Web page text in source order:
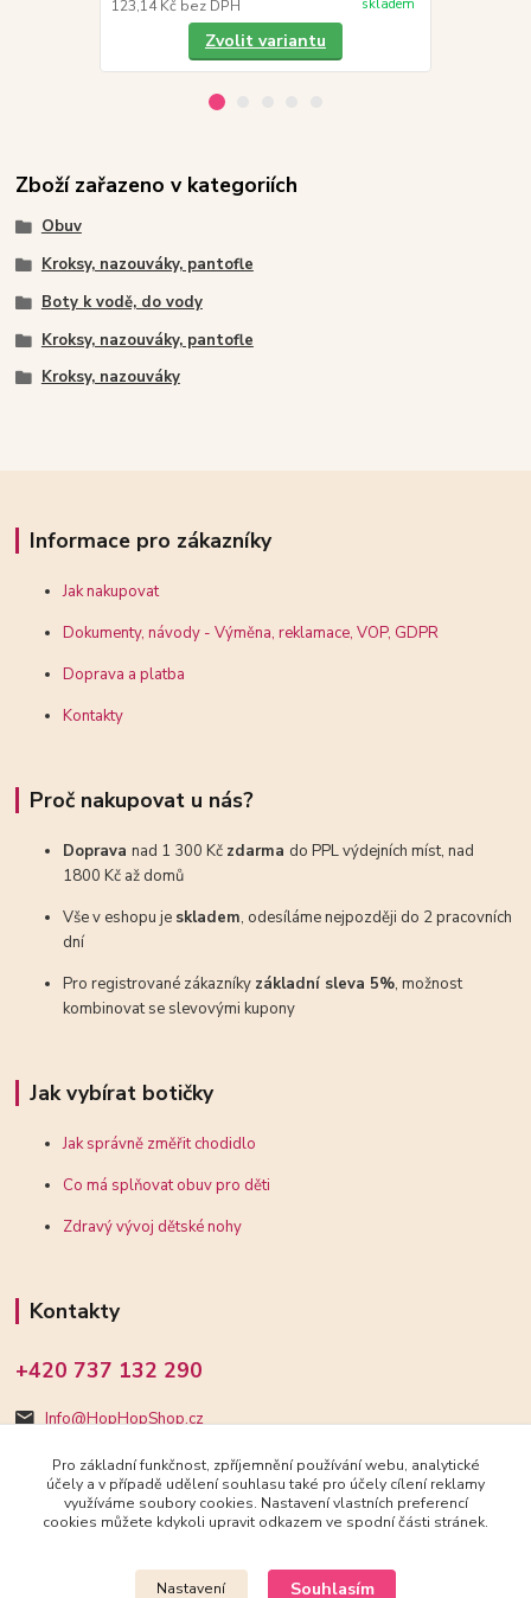
123,14 Kč bez DPH skladem
Zvolit variantu
Zboží zařazeno v kategoriích
Obuv
Kroksy, nazouváky, pantofle
Boty k vodě, do vody
Kroksy, nazouváky, pantofle
Kroksy, nazouváky
Informace pro zákazníky
Jak nakupovat
Dokumenty, návody - Výměna, reklamace, VOP, GDPR
Doprava a platba
Kontakty
Proč nakupovat u nás?
Dopravanad 1 300 Kč zdarma do PPL výdejních míst, nad
1800 Kč až domů
Vše v eshopu je skladem, odesíláme nejpozději do 2 pracovních
dní
Pro registrované zákazníky základní sleva 5%, možnost
kombinovat se slevovými kupony
Jak vybírat botičky
Jak správně změřit chodidlo
Co má splňovat obuv pro děti
Zdravý vývoj dětské nohy
Kontakty
+420 737 132 290
Info@HopHopShop.cz
Upravit sběr cookies.
Pro základní funkčnost, zpříjemnění používání webu, analytické
účely a v případě udělení souhlasu také pro účely cílení reklamy
využíváme soubory cookies. Nastavení vlastních preferencí
cookies můžete kdykoli upravit odkazem ve spodní části stránek.
Nastavení Souhlasím